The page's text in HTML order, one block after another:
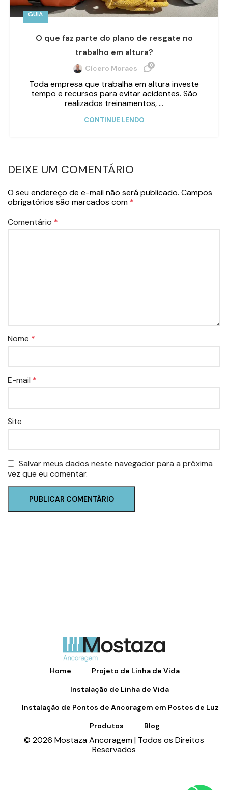
GUIA
O que faz parte do plano de resgate no
trabalho em altura?
Cícero Moraes 0
Toda empresa que trabalha em altura investe
tempo e recursos para evitar acidentes. São
realizados treinamentos, ...
CONTINUE LENDO
DEIXE UM COMENTÁRIO
O seu endereço de e-mail não será publicado. Campos
obrigatórios são marcados com *
Comentário *
Nome *
E-mail *
Site
Salvar meus dados neste navegador para a próxima
vez que eu comentar.
Home
Projeto de Linha de Vida
Instalação de Linha de Vida
Instalação de Pontos de Ancoragem em Postes de Luz
Produtos
Blog
© 2026 Mostaza Ancoragem | Todos os Direitos
Reservados